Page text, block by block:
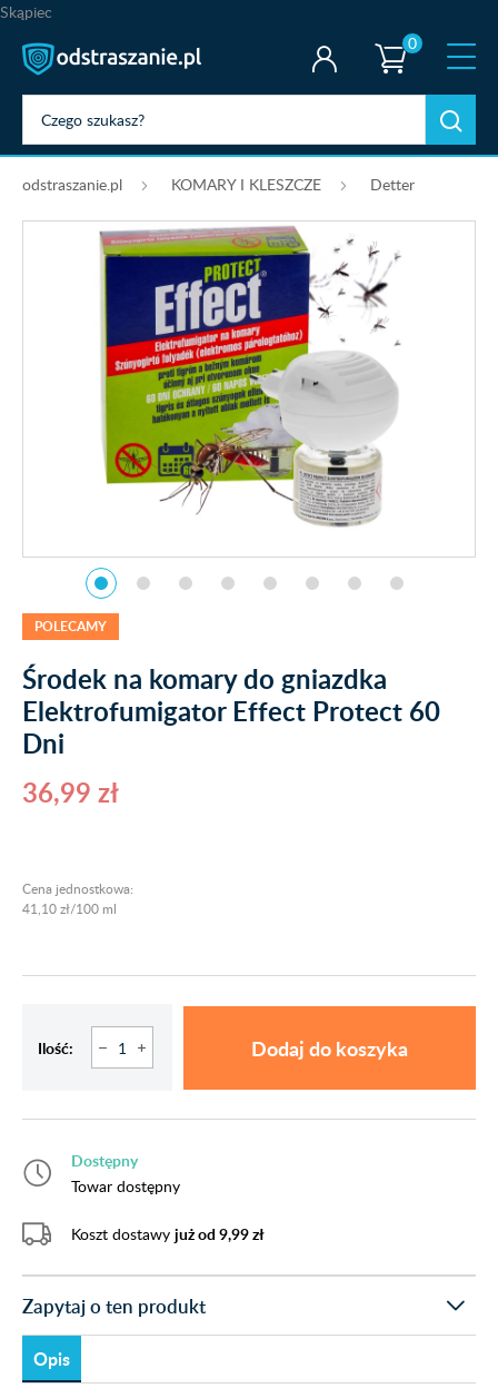
Skąpiec
0
odstraszanie.pl KOMARY I KLESZCZE Detter
POLECAMY
Środek na komary do gniazdka
Elektrofumigator Effect Protect 60
Dni
36,99 zł
Cena jednostkowa:
41,10 zł/100 ml
Ilość: Dodaj do koszyka
Dostępny
Towar dostępny
Koszt dostawy już od 9,99 zł
Zapytaj o ten produkt
Opis